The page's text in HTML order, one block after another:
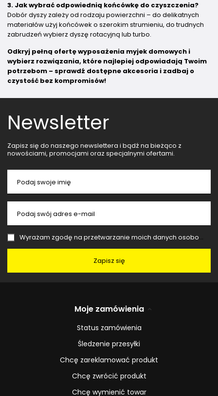
3. Jak wybrać odpowiednią końcówkę do czyszczenia?
Dobór dyszy zależy od rodzaju powierzchni – do delikatnych
materiałów użyj końcówek o szerokim strumieniu, do trudnych
zabrudzeń wybierz dyszę rotacyjną lub turbo.
Odkryj pełną ofertę wyposażenia myjek domowych i
wybierz rozwiązania, które najlepiej odpowiadają Twoim
potrzebom – sprawdź dostępne akcesoria i zadbaj o
czystość bez kompromisów!
Newsletter
Zapisz się do naszego newslettera i bądź na bieżąco z
nowościami, promocjami oraz specjalnymi ofertami.
Podaj swoje imię
Podaj swój adres e-mail
Wyrażam zgodę na przetwarzanie moich danych osobowych (adres e-mail) na potrzeby wysyłki newslettera z informacją handlową (marketing). Więcej w
Zapisz się
Moje zamówienia
Status zamówienia
Śledzenie przesyłki
Chcę zareklamować produkt
Chcę zwrócić produkt
Chcę wymienić towar